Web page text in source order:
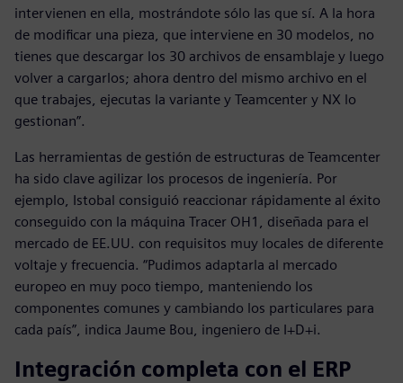
intervienen en ella, mostrándote sólo las que sí. A la hora
de modificar una pieza, que interviene en 30 modelos, no
tienes que descargar los 30 archivos de ensamblaje y luego
volver a cargarlos; ahora dentro del mismo archivo en el
que trabajes, ejecutas la variante y Teamcenter y NX lo
gestionan”.
Las herramientas de gestión de estructuras de Teamcenter
ha sido clave agilizar los procesos de ingeniería. Por
ejemplo, Istobal consiguió reaccionar rápidamente al éxito
conseguido con la máquina Tracer OH1, diseñada para el
mercado de EE.UU. con requisitos muy locales de diferente
voltaje y frecuencia. “Pudimos adaptarla al mercado
europeo en muy poco tiempo, manteniendo los
componentes comunes y cambiando los particulares para
cada país”, indica Jaume Bou, ingeniero de I+D+i.
Integración completa con el ERP